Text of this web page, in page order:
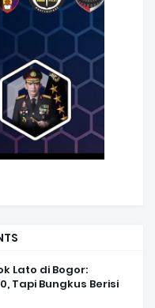
Lato di Bogor:
Tapi Bungkus Berisi